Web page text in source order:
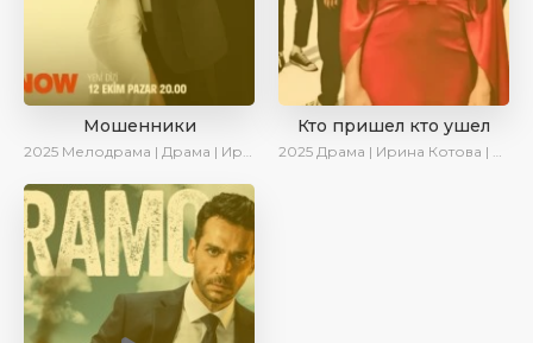
Мошенники
2025 Мелодрама | Драма | Ирина Котова | AlisaDirilis | Новинки | Сериалы 2025
Кто пришел кто ушел
2025 Драма | Ирина Котова | Новинки | Сериалы 2025